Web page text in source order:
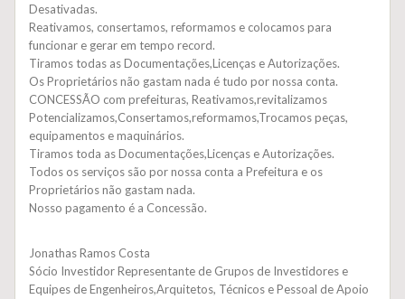
Desativadas.
Reativamos, consertamos, reformamos e colocamos para
funcionar e gerar em tempo record.
Tiramos todas as Documentações,Licenças e Autorizações.
Os Proprietários não gastam nada é tudo por nossa conta.
CONCESSÃO com prefeituras, Reativamos,revitalizamos
Potencializamos,Consertamos,reformamos,Trocamos peças,
equipamentos e maquinários.
Tiramos toda as Documentações,Licenças e Autorizações.
Todos os serviços são por nossa conta a Prefeitura e os
Proprietários não gastam nada.
Nosso pagamento é a Concessão.
Jonathas Ramos Costa
Sócio Investidor Representante de Grupos de Investidores e
Equipes de Engenheiros,Arquitetos, Técnicos e Pessoal de Apoio